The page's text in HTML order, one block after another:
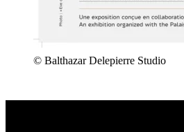
© Balthazar Delepierre Studio